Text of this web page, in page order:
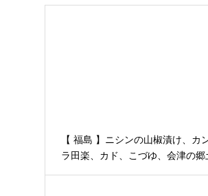
【 福島 】ニシンの山椒漬け、カ
ラ田楽、カド、こづゆ、会津の郷